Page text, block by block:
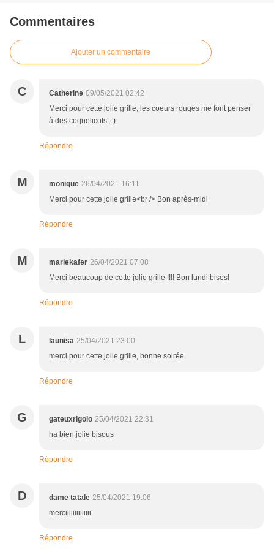
Commentaires
Ajouter un commentaire
C Catherine 09/05/2021 02:42
Merci pour cette jolie grille, les coeurs rouges me font penser
à des coquelicots :-)
Répondre
M monique 26/04/2021 16:11
Merci pour cette jolie grille<br /> Bon après-midi
Répondre
M mariekafer 26/04/2021 07:08
Merci beaucoup de cette jolie grille !!!! Bon lundi bises!
Répondre
L launisa 25/04/2021 23:00
merci pour cette jolie grille, bonne soirée
Répondre
G gateuxrigolo 25/04/2021 22:31
ha bien jolie bisous
Répondre
D dame tatale 25/04/2021 19:06
merciiiiiiiiiiiiii
Répondre